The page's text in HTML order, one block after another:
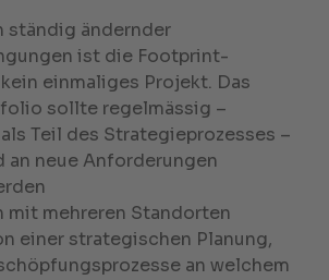
ständig ändernder
ist die Footprint-
einmaliges Projekt. Das
sollte regelmässig –
Teil des Strategieprozesses –
an neue Anforderungen
mit mehreren Standorten
einer strategischen Planung,
an welchem